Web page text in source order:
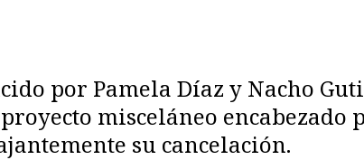
por Pamela Díaz y Nacho
misceláneo encabezado
su cancelación.